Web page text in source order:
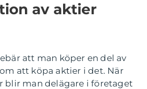
av aktier
att man köper en del av
att köpa aktier i det. När
blir man delägare i företaget